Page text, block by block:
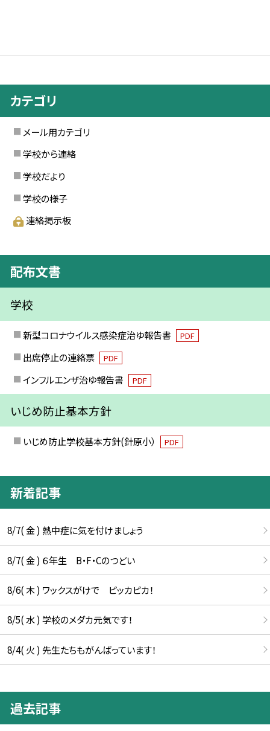
カテゴリ
メール用カテゴリ
学校から連絡
学校だより
学校の様子
連絡掲示板
配布文書
学校
新型コロナウイルス感染症治ゆ報告書 PDF
出席停止の連絡票 PDF
インフルエンザ治ゆ報告書 PDF
いじめ防止基本方針
いじめ防止学校基本方針(針原小） PDF
新着記事
8/7( 金 ) 熱中症に気を付けましょう
8/7( 金 ) ６年生 B・F・Cのつどい
8/6( 木 ) ワックスがけで ピッカピカ！
8/5( 水 ) 学校のメダカ元気です！
8/4( 火 ) 先生たちもがんばっています！
過去記事